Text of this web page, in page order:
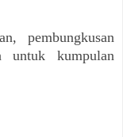
pembungkusan
untuk kumpulan